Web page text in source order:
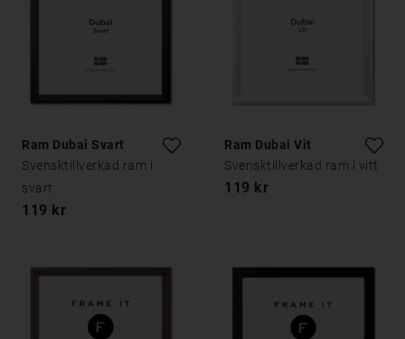
Ram Dubai Svart
Svensktillverkad ram i
svart
119 kr
Ram Dubai Vit
Svensktillverkad ram i vitt
119 kr